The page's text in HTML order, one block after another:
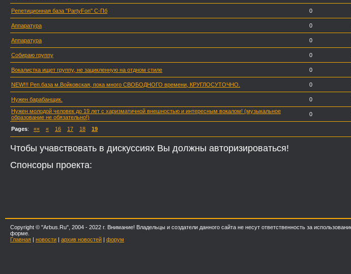
Репетиционная база "PartyFon" С-Пб 0
Аппаратура 0
Аппаратура 0
Собираю группу 0
Вокалистка ищет группу, не зацикленную на отдном стиле 0
NEW!!! Реп.база м.Войковская, пока много СВОБОДНОГО времени, КРУГЛОСУТОЧНО. 0
Нужен барабанщик.
0
Нужен молодой человек до 19 лет с харизматичной внешностью и интересным вокалом! (музыкальное
образование не обязательно!)
0
Pages: «« « 16 17 18 19
Чтобы учавствовать в дискуссиях Вы должны авторизироваться!
Спонсоры проекта:
Copyright © "Arbus.Ru", 2004 - 2022 г. Внимание! Владельцы и создатели данного сайта не несут ответственность за
форме.
Главная | новости | архив новостей | форум